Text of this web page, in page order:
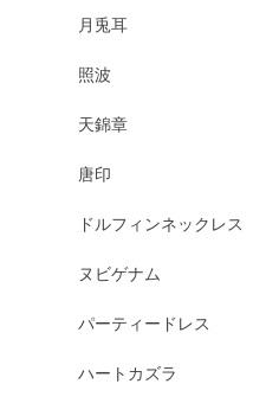
月兎耳
照波
天錦章
唐印
ドルフィンネックレス
ヌビゲナム
パーティードレス
ハートカズラ